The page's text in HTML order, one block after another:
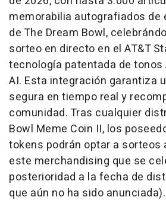
memorabilia autografiados de
de The Dream Bowl,
sorteo en directo en el AT&T
tecnología patentada de tonos
AI. Esta integración garantiza
segura en tiempo real y
comunidad. Tras cualquier
Bowl Meme Coin II, los
tokens podrán optar a sorteos
este merchandising que se
posterioridad a la fecha de
que aún no ha sido anunciada).